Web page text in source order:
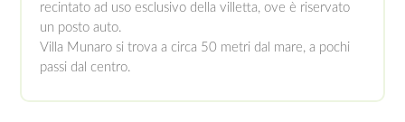
recintato ad uso esclusivo della villetta, ove è riservato
un posto auto.
Villa Munaro si trova a circa 50 metri dal mare, a pochi
passi dal centro.